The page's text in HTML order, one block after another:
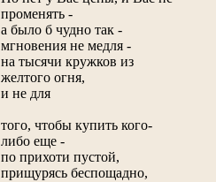
променять -
а было б чудно так -
мгновения не медля -
на тысячи кружков из
желтого огня,
и не для
того, чтобы купить кого-
либо еще -
по прихоти пустой,
прищурясь беспощадно,